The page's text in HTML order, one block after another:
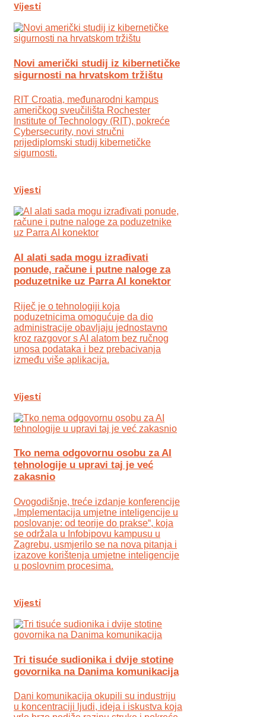
Vijesti
Novi američki studij iz kibernetičke
sigurnosti na hrvatskom tržištu
RIT Croatia, međunarodni kampus
američkog sveučilišta Rochester
Institute of Technology (RIT), pokreće
Cybersecurity, novi stručni
prijediplomski studij kibernetičke
sigurnosti.
Vijesti
AI alati sada mogu izrađivati
ponude, račune i putne naloge za
poduzetnike uz Parra AI konektor
Riječ je o tehnologiji koja
poduzetnicima omogućuje da dio
administracije obavljaju jednostavno
kroz razgovor s AI alatom bez ručnog
unosa podataka i bez prebacivanja
između više aplikacija.
Vijesti
Tko nema odgovornu osobu za AI
tehnologije u upravi taj je već
zakasnio
Ovogodišnje, treće izdanje konferencije
„Implementacija umjetne inteligencije u
poslovanje: od teorije do prakse“, koja
se održala u Infobipovu kampusu u
Zagrebu, usmjerilo se na nova pitanja i
izazove korištenja umjetne inteligencije
u poslovnim procesima.
Vijesti
Tri tisuće sudionika i dvije stotine
govornika na Danima komunikacija
Dani komunikacija okupili su industriju
u koncentraciji ljudi, ideja i iskustva koja